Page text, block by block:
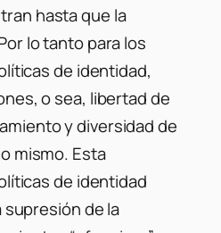
hasta que la
lo tanto para los
de identidad,
o sea, libertad de
y diversidad de
mismo. Esta
de identidad
de la